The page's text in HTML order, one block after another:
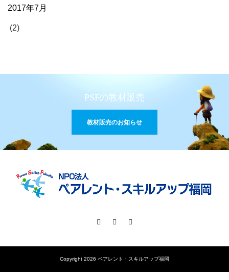
2017年7月
(2)
PSFの教材販売
教材販売のお知らせ
FacebookInstagram
Copyright 2026 ペアレント・スキルアップ福岡